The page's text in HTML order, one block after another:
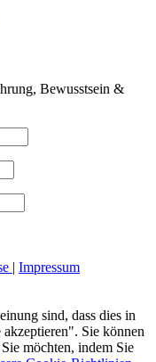
Bewusstsein &
| Impressum
sind, dass dies in
Sie können
möchten, indem Sie